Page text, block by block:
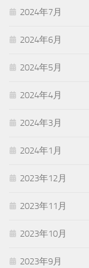
2024年7月
2024年6月
2024年5月
2024年4月
2024年3月
2024年1月
2023年12月
2023年11月
2023年10月
2023年9月